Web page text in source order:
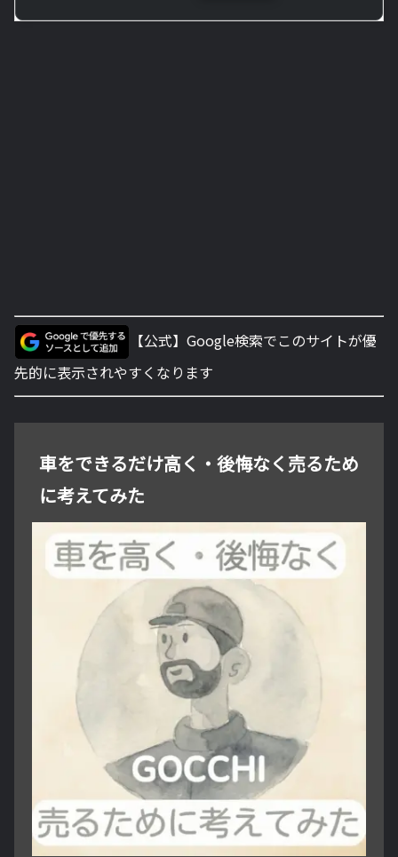
【公式】Google検索でこのサイトが優
先的に表示されやすくなります
車をできるだけ高く・後悔なく売るため
に考えてみた